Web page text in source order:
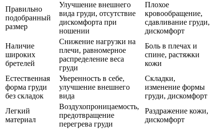
Правильно
подобранный
размер
Улучшение внешнего
вида груди, отсутствие
дискомфорта при
ношении
Плохое
кровообращение,
сдавливание груди,
дискомфорт
Наличие
широких
бретелей
Снижение нагрузки на
плечи, равномерное
распределение веса
груди
Боль в плечах и
спине, растяжки
кожи
Естественная
форма груди
без складок
Уверенность в себе,
улучшение внешнего
вида
Складки,
изменение формы
груди, дискомфорт
Легкий
материал
Воздухопроницаемость,
предотвращение
перегрева груди
Раздражение кожи,
дискомфорт